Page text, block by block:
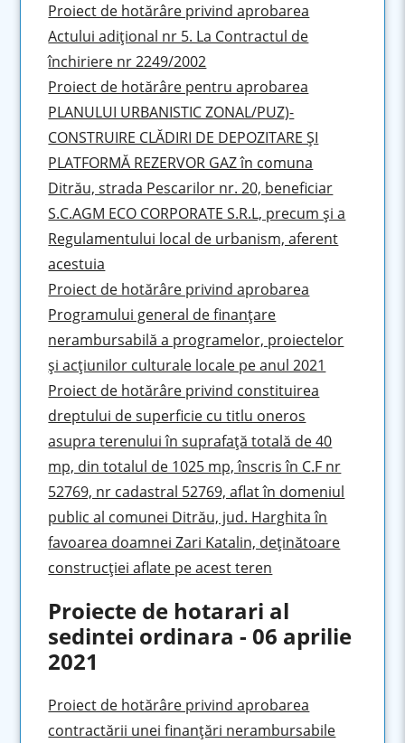
Proiect de hotărâre privind aprobarea
Actului adiţional nr 5. La Contractul de
închiriere nr 2249/2002
Proiect de hotărâre pentru aprobarea
PLANULUI URBANISTIC ZONAL/PUZ)-
CONSTRUIRE CLĂDIRI DE DEPOZITARE ŞI
PLATFORMĂ REZERVOR GAZ în comuna
Ditrău, strada Pescarilor nr. 20, beneficiar
S.C.AGM ECO CORPORATE S.R.L, precum şi a
Regulamentului local de urbanism, aferent
acestuia
Proiect de hotărâre privind aprobarea
Programului general de finanţare
nerambursabilă a programelor, proiectelor
şi acţiunilor culturale locale pe anul 2021
Proiect de hotărâre privind constituirea
dreptului de superficie cu titlu oneros
asupra terenului în suprafaţă totală de 40
mp, din totalul de 1025 mp, înscris în C.F nr
52769, nr cadastral 52769, aflat în domeniul
public al comunei Ditrău, jud. Harghita în
favoarea doamnei Zari Katalin, deţinătoare
construcţiei aflate pe acest teren
Proiecte de hotarari al
sedintei ordinara - 06 aprilie
2021
Proiect de hotărâre privind aprobarea
contractării unei finanţări nerambursabile